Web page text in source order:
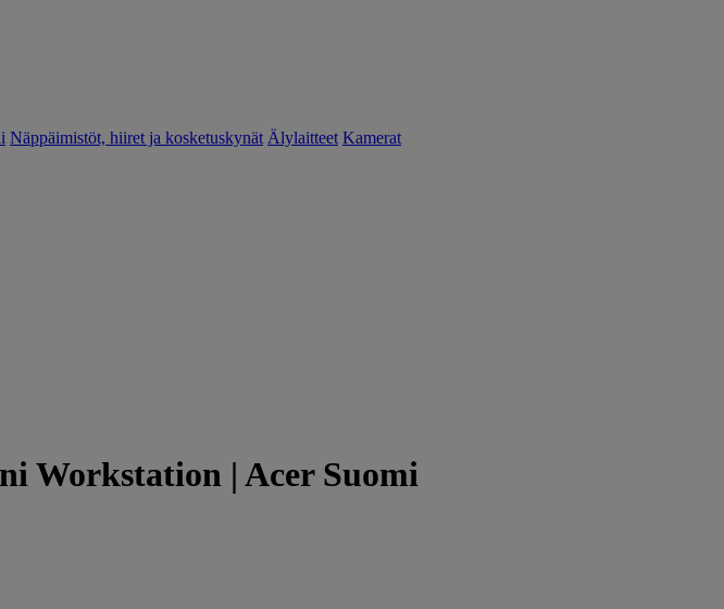
Näppäimistöt, hiiret ja kosketuskynät Älylaitteet Kamerat
Workstation | Acer Suomi